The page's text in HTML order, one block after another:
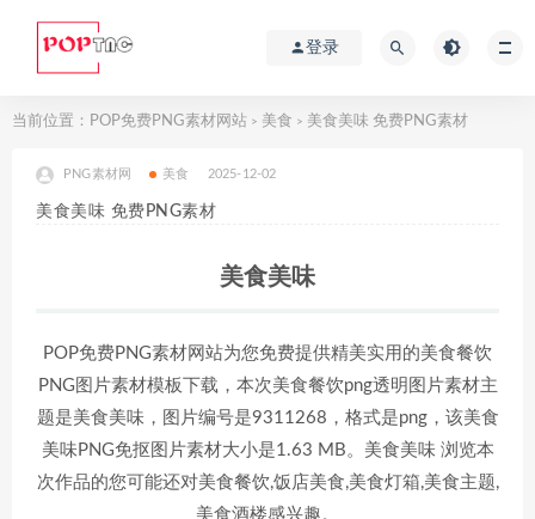
登录
当前位置： POP免费PNG素材网站 > 美食 > 美食美味 免费PNG素材
PNG素材网 美食 2025-12-02
美食美味 免费PNG素材
美食美味
POP免费PNG素材网站为您免费提供精美实用的美食餐饮
PNG图片素材模板下载，本次美食餐饮png透明图片素材主
题是美食美味，图片编号是9311268，格式是png，该美食
美味PNG免抠图片素材大小是1.63 MB。美食美味 浏览本
次作品的您可能还对美食餐饮,饭店美食,美食灯箱,美食主题,
美食酒楼感兴趣。